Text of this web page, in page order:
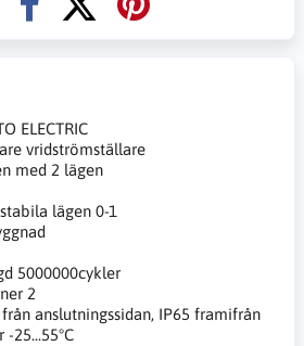
ELECTRIC
vridströmställare
med 2 lägen
lägen 0-1
5000000cykler
2
från anslutningssidan, IP65 framifrån
25...55°C